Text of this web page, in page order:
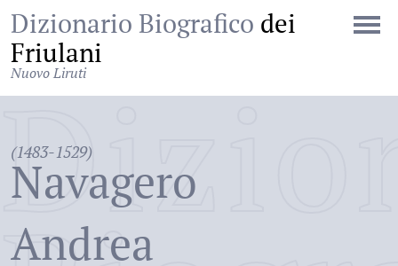
Dizionario Biografico dei
Friulani
Nuovo Liruti
(1483-1529)
Navagero
Andrea